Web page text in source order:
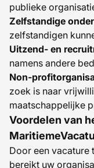
publieke
Zelfstandige
zelfstandigen
Uitzend- en
namens andere
Non-
zoek is naar
maatschappelijke
Voordelen van
Door een vacature
bereikt uw